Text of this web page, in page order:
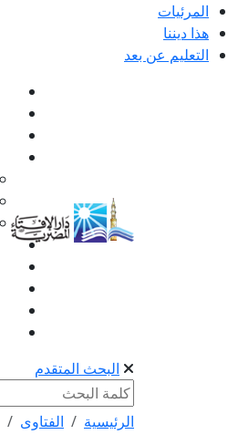
المرئيات
هذا ديننا
التعليم عن بعد
البحث المتقدم
الرئيسية الفتاوى